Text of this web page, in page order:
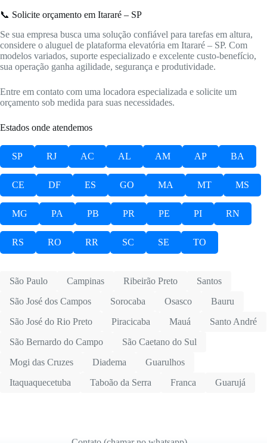
📞 Solicite orçamento em Itararé – SP
Se sua empresa busca uma solução confiável para tarefas em altura,
considere o aluguel de plataforma elevatória em Itararé – SP. Com
modelos variados, suporte especializado e excelente custo-benefício,
sua operação ganha agilidade, segurança e produtividade.
Entre em contato com uma locadora especializada e solicite um
orçamento sob medida para suas necessidades.
Estados onde atendemos
SP RJ AC AL AM AP BA
CE DF ES GO MA MT MS
MG PA PB PR PE PI RN
RS RO RR SC SE TO
São Paulo Campinas Ribeirão Preto
Santos
São José dos Campos
Sorocaba Osasco
Bauru
São José do Rio Preto
Piracicaba Mauá
Santo André
São Bernardo do Campo
São Caetano do Sul
Mogi das Cruzes
Diadema
Guarulhos
Itaquaquecetuba
Taboão da Serra Franca Guarujá